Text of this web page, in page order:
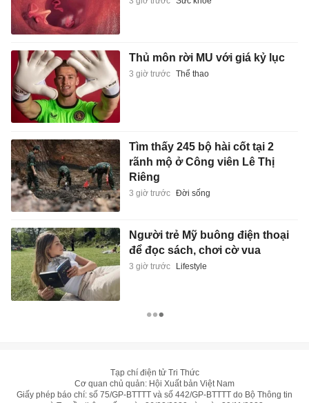
Thủ môn rời MU với giá kỷ lục
3 giờ trước Thể thao
Tìm thấy 245 bộ hài cốt tại 2
rãnh mộ ở Công viên Lê Thị
Riêng
3 giờ trước Đời sống
Người trẻ Mỹ buông điện thoại
để đọc sách, chơi cờ vua
3 giờ trước Lifestyle
Tạp chí điện tử Tri Thức
Cơ quan chủ quản: Hội Xuất bản Việt Nam
Giấy phép báo chí: số 75/GP-BTTTT và số 442/GP-BTTTT do Bộ Thông tin